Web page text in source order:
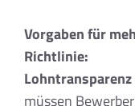
Vorgaben für
Richtlinie:
müssen